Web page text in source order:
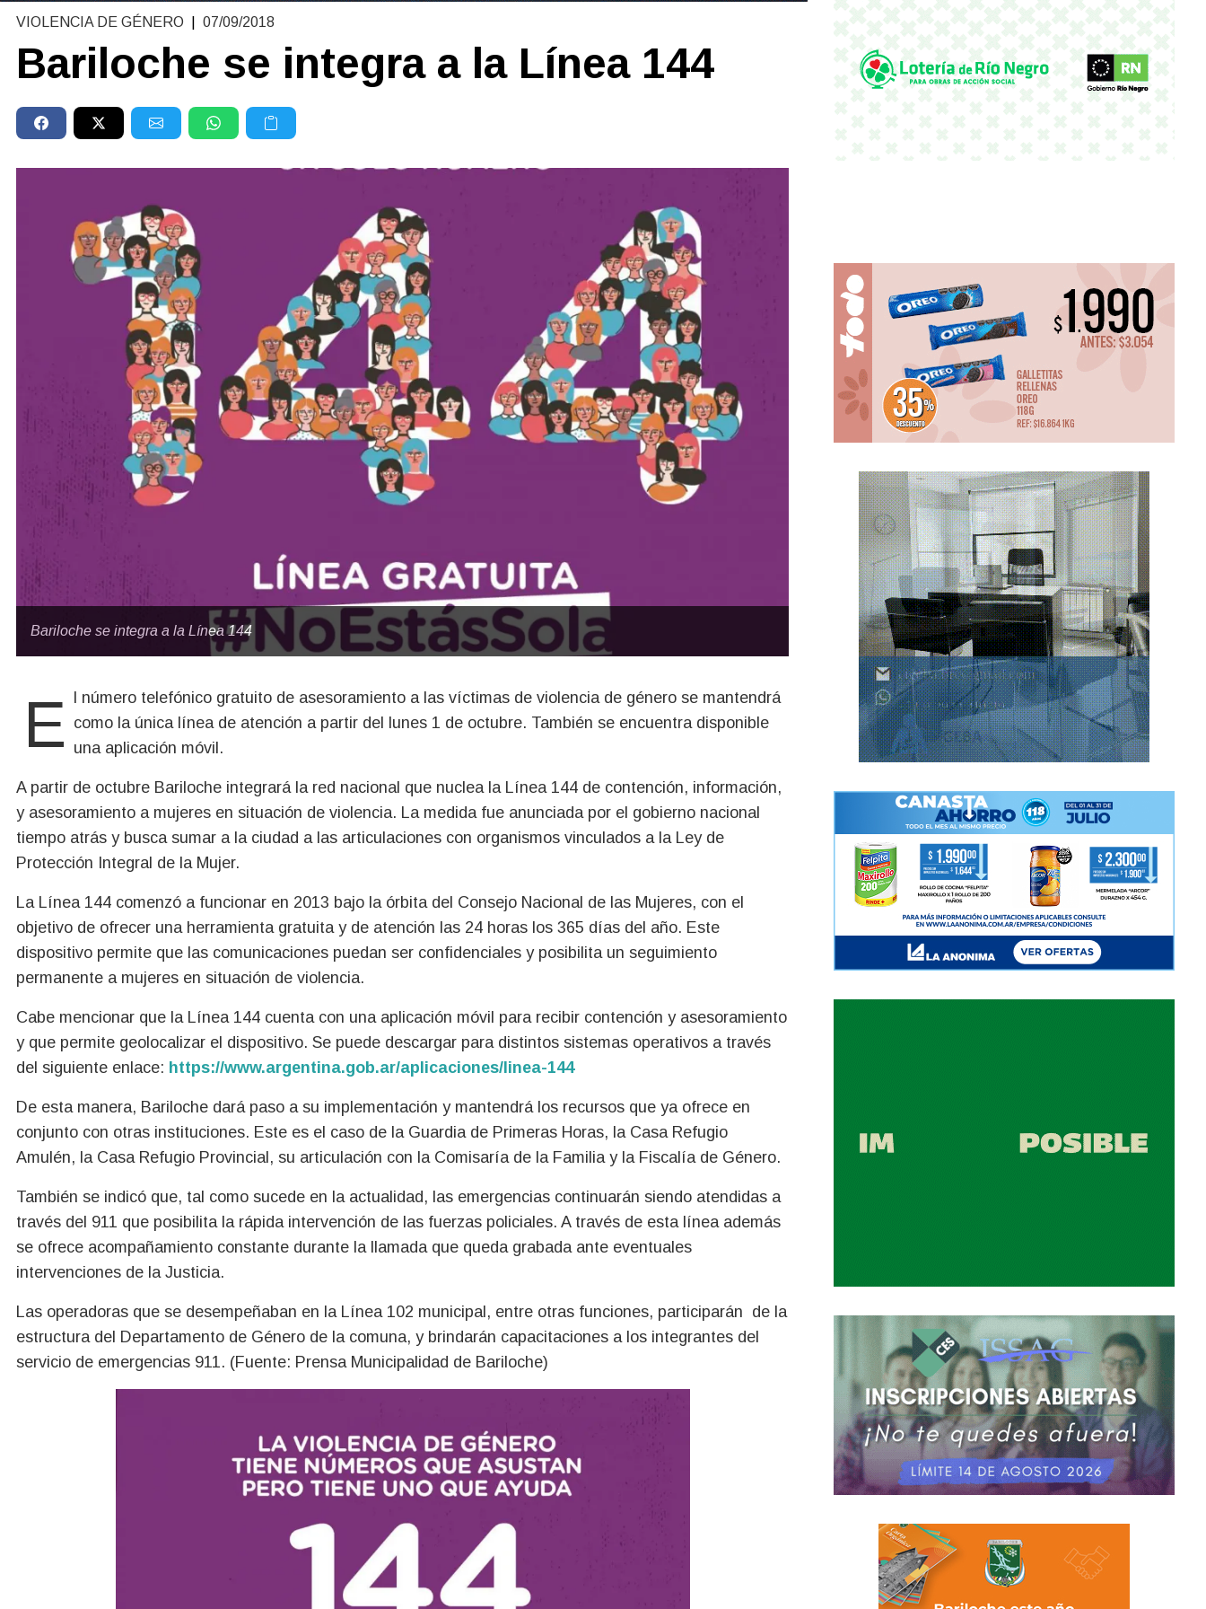
VIOLENCIA DE GÉNERO 07/09/2018
Bariloche se integra a la Línea 144
Bariloche se integra a la Línea 144
El número telefónico gratuito de asesoramiento a las víctimas de violencia de género se mantendrá como la única línea de atención a partir del lunes 1 de octubre. También se encuentra disponible
una aplicación móvil.
A partir de octubre Bariloche integrará la red nacional que nuclea la Línea 144 de contención, información,
y asesoramiento a mujeres en situación de violencia. La medida fue anunciada por el gobierno nacional
tiempo atrás y busca sumar a la ciudad a las articulaciones con organismos vinculados a la Ley de
Protección Integral de la Mujer.
La Línea 144 comenzó a funcionar en 2013 bajo la órbita del Consejo Nacional de las Mujeres, con el
objetivo de ofrecer una herramienta gratuita y de atención las 24 horas los 365 días del año. Este
dispositivo permite que las comunicaciones puedan ser confidenciales y posibilita un seguimiento
permanente a mujeres en situación de violencia.
Cabe mencionar que la Línea 144 cuenta con una aplicación móvil para recibir contención y asesoramiento
y que permite geolocalizar el dispositivo. Se puede descargar para distintos sistemas operativos a través
del siguiente enlace: https://www.argentina.gob.ar/aplicaciones/linea-144
De esta manera, Bariloche dará paso a su implementación y mantendrá los recursos que ya ofrece en
conjunto con otras instituciones. Este es el caso de la Guardia de Primeras Horas, la Casa Refugio
Amulén, la Casa Refugio Provincial, su articulación con la Comisaría de la Familia y la Fiscalía de Género.
También se indicó que, tal como sucede en la actualidad, las emergencias continuarán siendo atendidas a
través del 911 que posibilita la rápida intervención de las fuerzas policiales. A través de esta línea además
se ofrece acompañamiento constante durante la llamada que queda grabada ante eventuales
intervenciones de la Justicia.
Las operadoras que se desempeñaban en la Línea 102 municipal, entre otras funciones, participarán de la
estructura del Departamento de Género de la comuna, y brindarán capacitaciones a los integrantes del
servicio de emergencias 911. (Fuente: Prensa Municipalidad de Bariloche)